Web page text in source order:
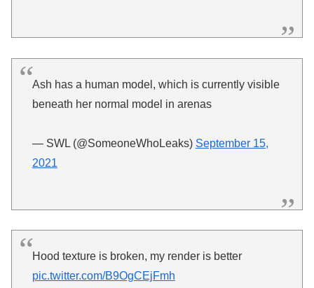
Ash has a human model, which is currently visible
beneath her normal model in arenas
— SWL (@SomeoneWhoLeaks) September 15,
2021
Hood texture is broken, my render is better
pic.twitter.com/B9OgCEjFmh